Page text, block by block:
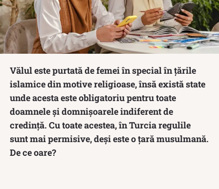
Vălul este purtată de femei în special în țările
islamice din motive religioase, însă există state
unde acesta este obligatoriu pentru toate
doamnele și domnișoarele indiferent de
credință. Cu toate acestea, în Turcia regulile
sunt mai permisive, deși este o țară musulmană.
De ce oare?